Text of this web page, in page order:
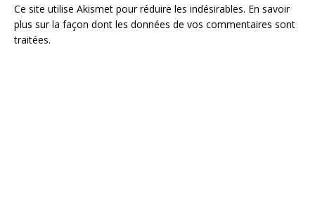
Ce site utilise Akismet pour réduire les indésirables. En savoir
plus sur la façon dont les données de vos commentaires sont
traitées.